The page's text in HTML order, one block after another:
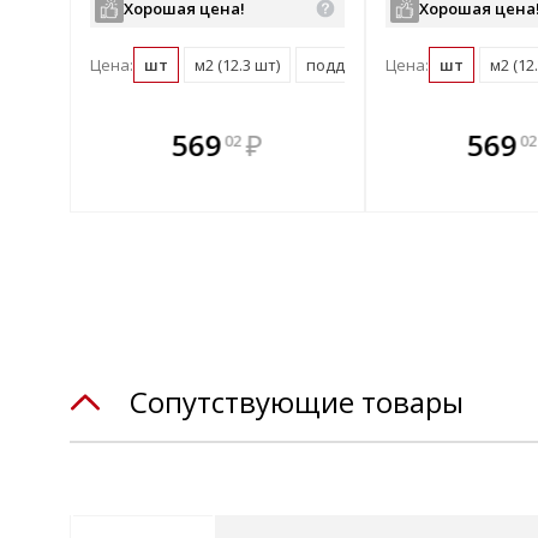
Хорошая цена!
Цена: шт м2 (12.3 шт) поддон (288 шт)
56902 ₽
В
всегда
Хорошая цена!
Цена: шт м2
В комплекте
всегда выгоднее!
56902
В
всегда
Сопутствующие товары